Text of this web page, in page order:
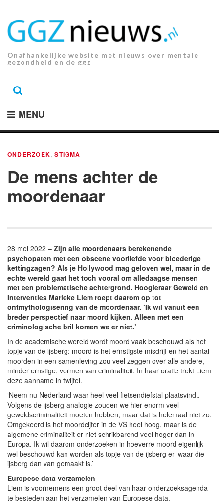
inhoud.
Onafhankelijke website met nieuws over mentale
gezondheid en de ggz
MENU
ONDERZOEK,STIGMA
De mens achter de
moordenaar
28 mei 2022 – Zijn alle moordenaars berekenende
psychopaten met een obscene voorliefde voor bloederige
kettingzagen? Als je Hollywood mag geloven wel, maar in de
echte wereld gaat het toch vooral om alledaagse mensen
met een problematische achtergrond. Hoogleraar Geweld en
Interventies Marieke Liem roept daarom op tot
ontmythologisering van de moordenaar. ‘Ik wil vanuit een
breder perspectief naar moord kijken. Alleen met een
criminologische bril komen we er niet.’
In de academische wereld wordt moord vaak beschouwd als het
topje van de ijsberg: moord is het ernstigste misdrijf en het aantal
moorden in een samenleving zou veel zeggen over alle andere,
minder ernstige, vormen van criminaliteit. In haar oratie trekt Liem
deze aanname in twijfel.
‘Neem nu Nederland waar heel veel fietsendiefstal plaatsvindt.
Volgens de ijsberg-analogie zouden we hier enorm veel
geweldscriminaliteit moeten hebben, maar dat is helemaal niet zo.
Omgekeerd is het moordcijfer in de VS heel hoog, maar is de
algemene criminaliteit er niet schrikbarend veel hoger dan in
Europa. Ik wil daarom onderzoeken in hoeverre moord eigenlijk
wel beschouwd kan worden als topje van de ijsberg en waar die
ijsberg dan van gemaakt is.’
Europese data verzamelen
Liem is voornemens een groot deel van haar onderzoeksagenda
te besteden aan het verzamelen van Europese data.